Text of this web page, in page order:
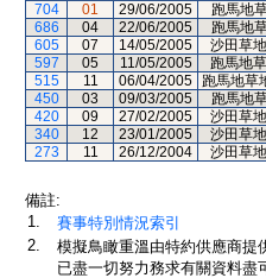
704
01 29/06/2005 跑馬地
686
04 22/06/2005 跑馬地
605
07 14/05/2005 沙田草
597
05 11/05/2005 跑馬地
515
11 06/04/2005 跑馬地草
450
03 09/03/2005 跑馬地
420
09 27/02/2005 沙田草
340
12 23/01/2005 沙田草
273
11 26/12/2004 沙田草
備註:
1.
賽事特別情況索引
2.
模擬鳥瞰重溫由特約供應商提
已盡一切努力務求有關資料